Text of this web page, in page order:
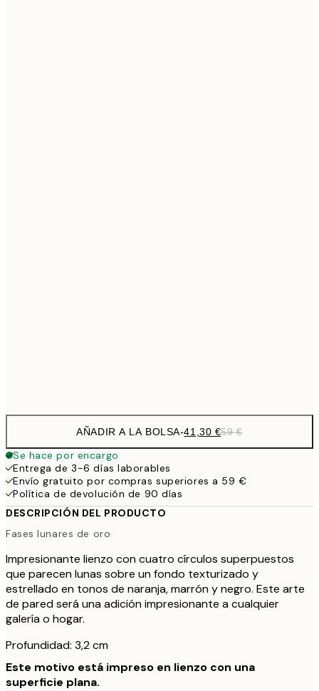
AÑADIR A LA BOLSA-41,30 €59 €
Se hace por encargo
Entrega de 3-6 días laborables
Envío gratuito por compras superiores a 59 €
Política de devolución de 90 días
DESCRIPCIÓN DEL PRODUCTO
Fases lunares de oro
Impresionante lienzo con cuatro círculos superpuestos
que parecen lunas sobre un fondo texturizado y
estrellado en tonos de naranja, marrón y negro. Este arte
de pared será una adición impresionante a cualquier
galería o hogar.
Profundidad: 3,2 cm
Este motivo está impreso en lienzo con una
superficie plana.